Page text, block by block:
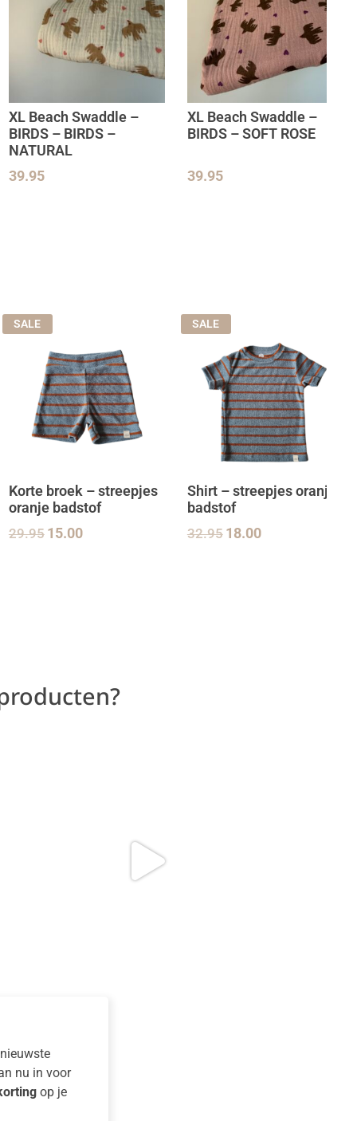
XL Beach Swaddle –
BIRDS – BIRDS –
NATURAL
39.95
XL Beach Swaddle –
BIRDS – SOFT ROSE
39.95
SALE
Korte broek – streepjes
oranje badstof
29.95 15.00
SALE
Shirt – streepjes oranje
badstof
32.95 18.00
nu in voor
op je